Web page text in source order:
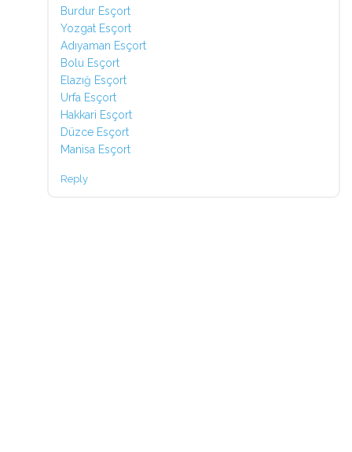
Burdur Esçort
Yozgat Esçort
Adıyaman Esçort
Bolu Esçort
Elazığ Esçort
Urfa Esçort
Hakkari Esçort
Düzce Esçort
Manisa Esçort
Reply